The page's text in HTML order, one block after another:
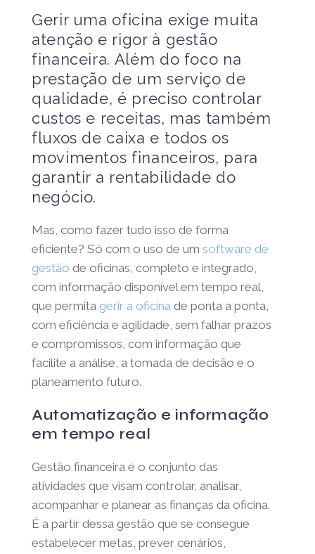
Gerir uma oficina exige muita
atenção e rigor à gestão
financeira. Além do foco na
prestação de um serviço de
qualidade, é preciso controlar
custos e receitas, mas também
fluxos de caixa e todos os
movimentos financeiros, para
garantir a rentabilidade do
negócio.
Mas, como fazer tudo isso de forma
eficiente? Só com o uso de um software de
gestão de oficinas, completo e integrado,
com informação disponível em tempo real,
que permita gerir a oficina de ponta a ponta,
com eficiência e agilidade, sem falhar prazos
e compromissos, com informação que
facilite a análise, a tomada de decisão e o
planeamento futuro.
Automatização e informação
em tempo real
Gestão financeira é o conjunto das
atividades que visam controlar, analisar,
acompanhar e planear as finanças da oficina.
É a partir dessa gestão que se consegue
estabelecer metas, prever cenários,